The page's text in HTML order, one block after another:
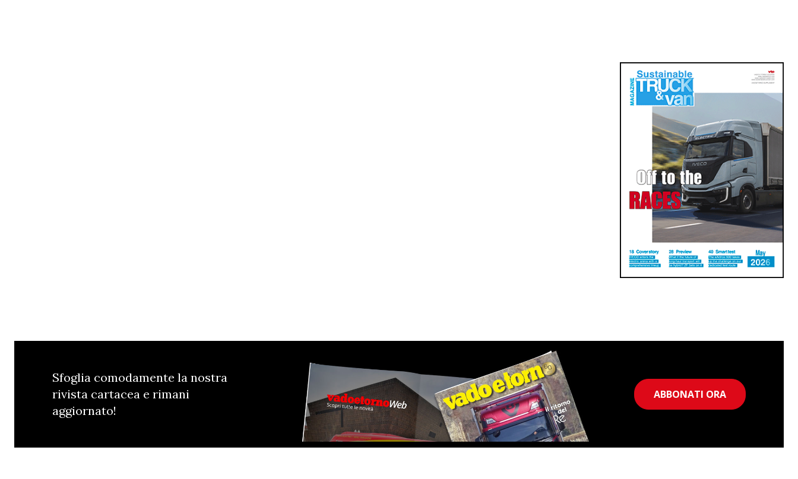
Sfoglia comodamente la nostra
rivista cartacea e rimani
aggiornato!
ABBONATI ORA